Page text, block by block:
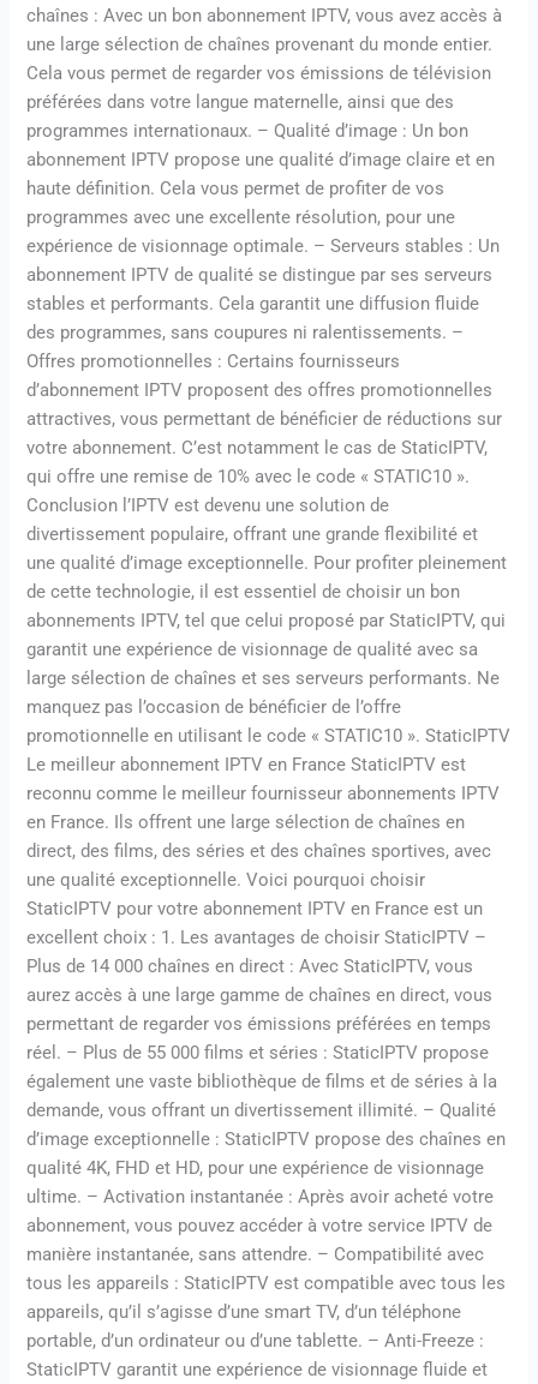
chaînes : Avec un bon abonnement IPTV, vous avez accès à
une large sélection de chaînes provenant du monde entier.
Cela vous permet de regarder vos émissions de télévision
préférées dans votre langue maternelle, ainsi que des
programmes internationaux. – Qualité d’image : Un bon
abonnement IPTV propose une qualité d’image claire et en
haute définition. Cela vous permet de profiter de vos
programmes avec une excellente résolution, pour une
expérience de visionnage optimale. – Serveurs stables : Un
abonnement IPTV de qualité se distingue par ses serveurs
stables et performants. Cela garantit une diffusion fluide
des programmes, sans coupures ni ralentissements. –
Offres promotionnelles : Certains fournisseurs
d’abonnement IPTV proposent des offres promotionnelles
attractives, vous permettant de bénéficier de réductions sur
votre abonnement. C’est notamment le cas de StaticIPTV,
qui offre une remise de 10% avec le code « STATIC10 ».
Conclusion l’IPTV est devenu une solution de
divertissement populaire, offrant une grande flexibilité et
une qualité d’image exceptionnelle. Pour profiter pleinement
de cette technologie, il est essentiel de choisir un bon
abonnements IPTV, tel que celui proposé par StaticIPTV, qui
garantit une expérience de visionnage de qualité avec sa
large sélection de chaînes et ses serveurs performants. Ne
manquez pas l’occasion de bénéficier de l’offre
promotionnelle en utilisant le code « STATIC10 ». StaticIPTV
Le meilleur abonnement IPTV en France StaticIPTV est
reconnu comme le meilleur fournisseur abonnements IPTV
en France. Ils offrent une large sélection de chaînes en
direct, des films, des séries et des chaînes sportives, avec
une qualité exceptionnelle. Voici pourquoi choisir
StaticIPTV pour votre abonnement IPTV en France est un
excellent choix : 1. Les avantages de choisir StaticIPTV –
Plus de 14 000 chaînes en direct : Avec StaticIPTV, vous
aurez accès à une large gamme de chaînes en direct, vous
permettant de regarder vos émissions préférées en temps
réel. – Plus de 55 000 films et séries : StaticIPTV propose
également une vaste bibliothèque de films et de séries à la
demande, vous offrant un divertissement illimité. – Qualité
d’image exceptionnelle : StaticIPTV propose des chaînes en
qualité 4K, FHD et HD, pour une expérience de visionnage
ultime. – Activation instantanée : Après avoir acheté votre
abonnement, vous pouvez accéder à votre service IPTV de
manière instantanée, sans attendre. – Compatibilité avec
tous les appareils : StaticIPTV est compatible avec tous les
appareils, qu’il s’agisse d’une smart TV, d’un téléphone
portable, d’un ordinateur ou d’une tablette. – Anti-Freeze :
StaticIPTV garantit une expérience de visionnage fluide et